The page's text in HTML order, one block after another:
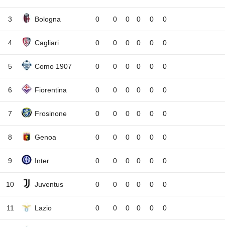
3 Bologna 0 0 0 0 0 0
4 Cagliari 0 0 0 0 0 0
5 Como 1907 0 0 0 0 0 0
6 Fiorentina 0 0 0 0 0 0
7 Frosinone 0 0 0 0 0 0
8 Genoa 0 0 0 0 0 0
9 Inter 0 0 0 0 0 0
10 Juventus 0 0 0 0 0 0
11 Lazio 0 0 0 0 0 0